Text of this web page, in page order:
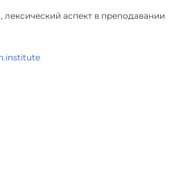
аспект в преподавании